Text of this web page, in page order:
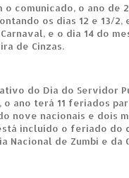
o comunicado, o ano de
os dias 12 e 13/2,
e o dia 14 do
de Cinzas.
do Dia do Servidor
o ano terá 11 feriados
nove nacionais e dois
incluído o feriado do
Nacional de Zumbi e da